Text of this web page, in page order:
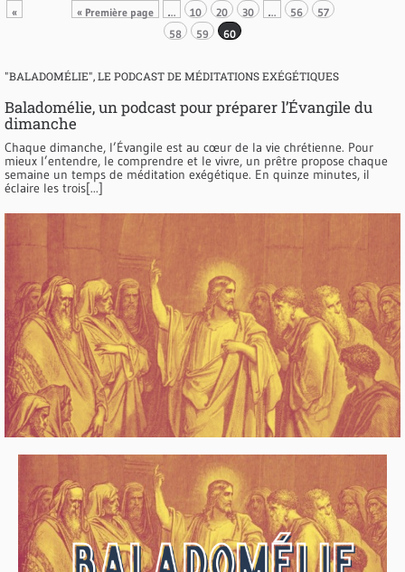
« Première page
« … 10 20 30 … 56
57
58
59 60
"BALADOMÉLIE", LE PODCAST DE MÉDITATIONS EXÉGÉTIQUES
Baladomélie, un podcast pour préparer l’Évangile du
dimanche
Chaque dimanche, l’Évangile est au cœur de la vie chrétienne. Pour
mieux l’entendre, le comprendre et le vivre, un prêtre propose chaque
semaine un temps de méditation exégétique. En quinze minutes, il
éclaire les trois[...]